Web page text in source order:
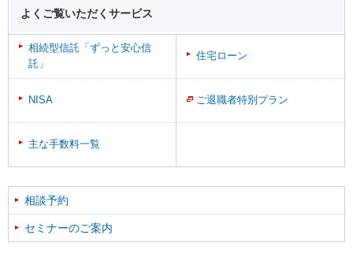
よくご覧いただくサービス
相続型信託「ずっと安心信
託」
住宅ローン
NISA ご退職者特別プラン
主な手数料一覧
相談予約
セミナーのご案内